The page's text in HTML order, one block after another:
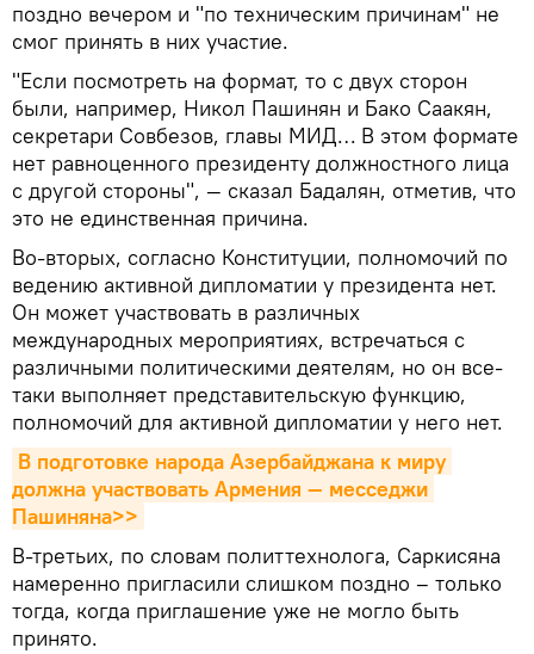
поздно вечером и "по техническим причинам" не
смог принять в них участие.
"Если посмотреть на формат, то с двух сторон
были, например, Никол Пашинян и Бако Саакян,
секретари Совбезов, главы МИД… В этом формате
нет равноценного президенту должностного лица
с другой стороны", — сказал Бадалян, отметив, что
это не единственная причина.
Во-вторых, согласно Конституции, полномочий по
ведению активной дипломатии у президента нет.
Он может участвовать в различных
международных мероприятиях, встречаться с
различными политическими деятелям, но он все-
таки выполняет представительскую функцию,
полномочий для активной дипломатии у него нет.
В подготовке народа Азербайджана к миру
должна участвовать Армения — месседжи
Пашиняна>>
В-третьих, по словам политтехнолога, Саркисяна
намеренно пригласили слишком поздно – только
тогда, когда приглашение уже не могло быть
принято.